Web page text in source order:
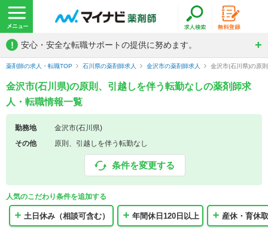
! 安心・安全な転職サポートの提供に努めます。
薬剤師の求人・転職TOP 石川県の薬剤師求人 金沢市の薬剤師求人 金沢市(石川県)の原
金沢市(石川県)の原則、引越しを伴う転勤なしの薬剤師求
人・転職情報一覧
勤務地
金沢市(石川県)
その他
原則、引越しを伴う転勤なし
条件を変更する
人気のこだわり条件を追加する
土日休み（相談可含む） 年間休日120日以上 産休・育休